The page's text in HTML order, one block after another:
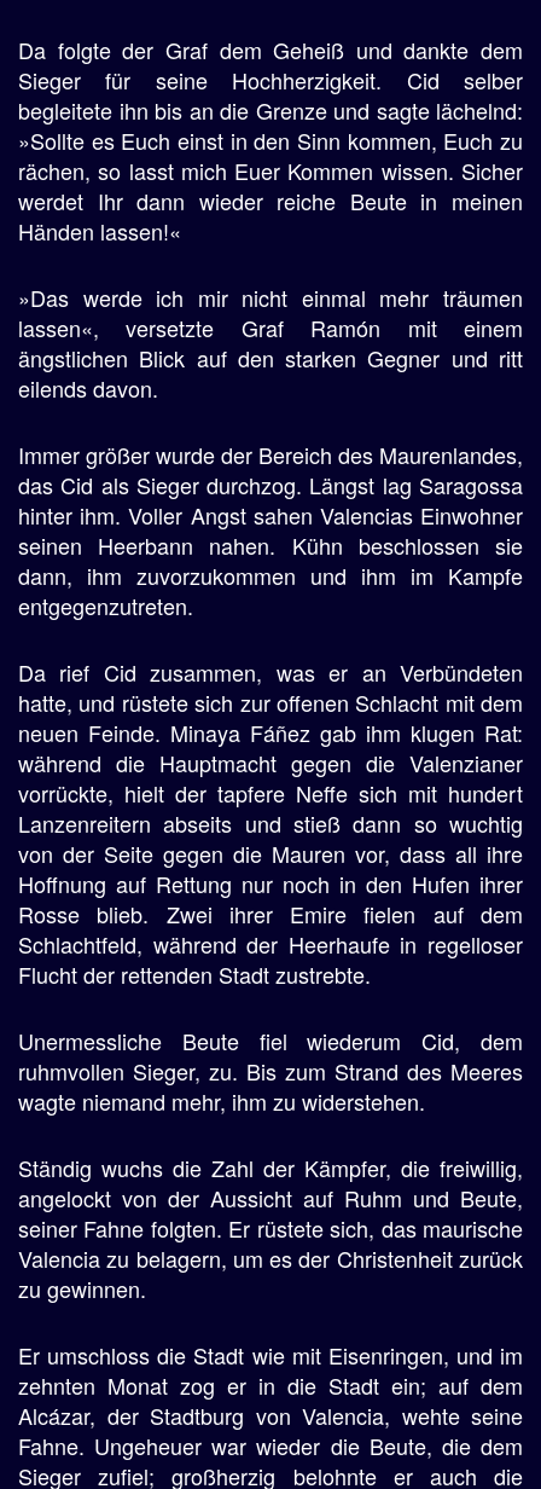
Da folgte der Graf dem Geheiß und dankte dem
Sieger für seine Hochherzigkeit. Cid selber
begleitete ihn bis an die Grenze und sagte lächelnd:
»Sollte es Euch einst in den Sinn kommen, Euch zu
rächen, so lasst mich Euer Kommen wissen. Sicher
werdet Ihr dann wieder reiche Beute in meinen
Händen lassen!«
»Das werde ich mir nicht einmal mehr träumen
lassen«, versetzte Graf Ramón mit einem
ängstlichen Blick auf den starken Gegner und ritt
eilends davon.
Immer größer wurde der Bereich des Maurenlandes,
das Cid als Sieger durchzog. Längst lag Saragossa
hinter ihm. Voller Angst sahen Valencias Einwohner
seinen Heerbann nahen. Kühn beschlossen sie
dann, ihm zuvorzukommen und ihm im Kampfe
entgegenzutreten.
Da rief Cid zusammen, was er an Verbündeten
hatte, und rüstete sich zur offenen Schlacht mit dem
neuen Feinde. Minaya Fáñez gab ihm klugen Rat:
während die Hauptmacht gegen die Valenzianer
vorrückte, hielt der tapfere Neffe sich mit hundert
Lanzenreitern abseits und stieß dann so wuchtig
von der Seite gegen die Mauren vor, dass all ihre
Hoffnung auf Rettung nur noch in den Hufen ihrer
Rosse blieb. Zwei ihrer Emire fielen auf dem
Schlachtfeld, während der Heerhaufe in regelloser
Flucht der rettenden Stadt zustrebte.
Unermessliche Beute fiel wiederum Cid, dem
ruhmvollen Sieger, zu. Bis zum Strand des Meeres
wagte niemand mehr, ihm zu widerstehen.
Ständig wuchs die Zahl der Kämpfer, die freiwillig,
angelockt von der Aussicht auf Ruhm und Beute,
seiner Fahne folgten. Er rüstete sich, das maurische
Valencia zu belagern, um es der Christenheit zurück
zu gewinnen.
Er umschloss die Stadt wie mit Eisenringen, und im
zehnten Monat zog er in die Stadt ein; auf dem
Alcázar, der Stadtburg von Valencia, wehte seine
Fahne. Ungeheuer war wieder die Beute, die dem
Sieger zufiel; großherzig belohnte er auch die